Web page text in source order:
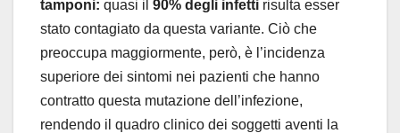
tamponi: quasi il 90% degli infetti risulta esser
stato contagiato da questa variante. Ciò che
preoccupa maggiormente, però, è l’incidenza
superiore dei sintomi nei pazienti che hanno
contratto questa mutazione dell’infezione,
rendendo il quadro clinico dei soggetti aventi la